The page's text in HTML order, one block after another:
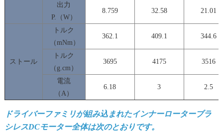
出力
P.（W）
8.759 32.58 21.01
ストール
トルク
（mNm）
362.1 409.1 344.6
トルク
（g.cm）
3695 4175 3516
電流
（A）
6.18 3 2.5
ドライバーファミリが組み込まれたインナーローターブラ
シレスDCモーター全体は次のとおりです。